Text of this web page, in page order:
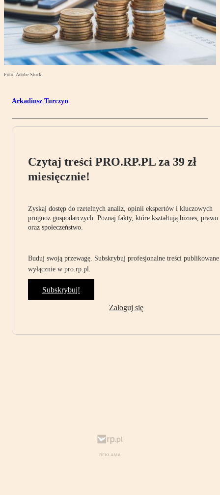
Foto: Adobe Stock
Arkadiusz Turczyn
Czytaj treści PRO.RP.PL za 39 zł
miesięcznie!
Zyskaj dostęp do rzetelnych analiz, opinii ekspertów i kluczowych
prognoz gospodarczych. Poznaj fakty, które kształtują biznes, prawo
oraz społeczeństwo.
Buduj swoją przewagę. Subskrybuj profesjonalne treści publikowane
wyłącznie w pro.rp.pl.
Subskrybuj!
Zaloguj się